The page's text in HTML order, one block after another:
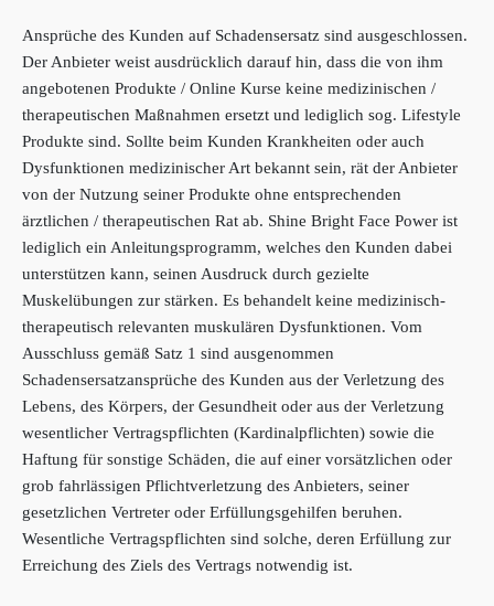
Ansprüche des Kunden auf Schadensersatz sind ausgeschlossen.
Der Anbieter weist ausdrücklich darauf hin, dass die von ihm
angebotenen Produkte / Online Kurse keine medizinischen /
therapeutischen Maßnahmen ersetzt und lediglich sog. Lifestyle
Produkte sind. Sollte beim Kunden Krankheiten oder auch
Dysfunktionen medizinischer Art bekannt sein, rät der Anbieter
von der Nutzung seiner Produkte ohne entsprechenden
ärztlichen / therapeutischen Rat ab. Shine Bright Face Power ist
lediglich ein Anleitungsprogramm, welches den Kunden dabei
unterstützen kann, seinen Ausdruck durch gezielte
Muskelübungen zur stärken. Es behandelt keine medizinisch-
therapeutisch relevanten muskulären Dysfunktionen. Vom
Ausschluss gemäß Satz 1 sind ausgenommen
Schadensersatzansprüche des Kunden aus der Verletzung des
Lebens, des Körpers, der Gesundheit oder aus der Verletzung
wesentlicher Vertragspflichten (Kardinalpflichten) sowie die
Haftung für sonstige Schäden, die auf einer vorsätzlichen oder
grob fahrlässigen Pflichtverletzung des Anbieters, seiner
gesetzlichen Vertreter oder Erfüllungsgehilfen beruhen.
Wesentliche Vertragspflichten sind solche, deren Erfüllung zur
Erreichung des Ziels des Vertrags notwendig ist.